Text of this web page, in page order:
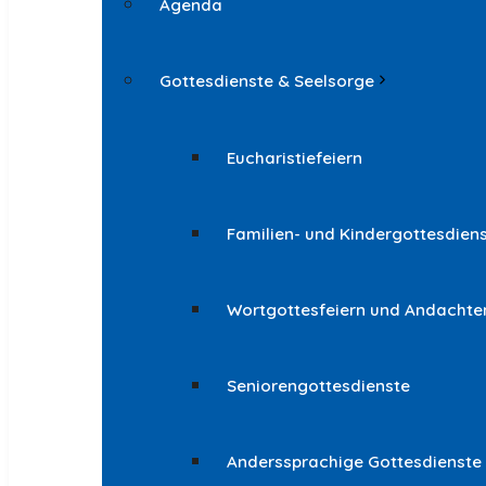
Agenda
Gottesdienste & Seelsorge
Eucharistiefeiern
Familien- und
Wortgottesfeiern und
Seniorengottesdienste
Anderssprachige Gottesdienste